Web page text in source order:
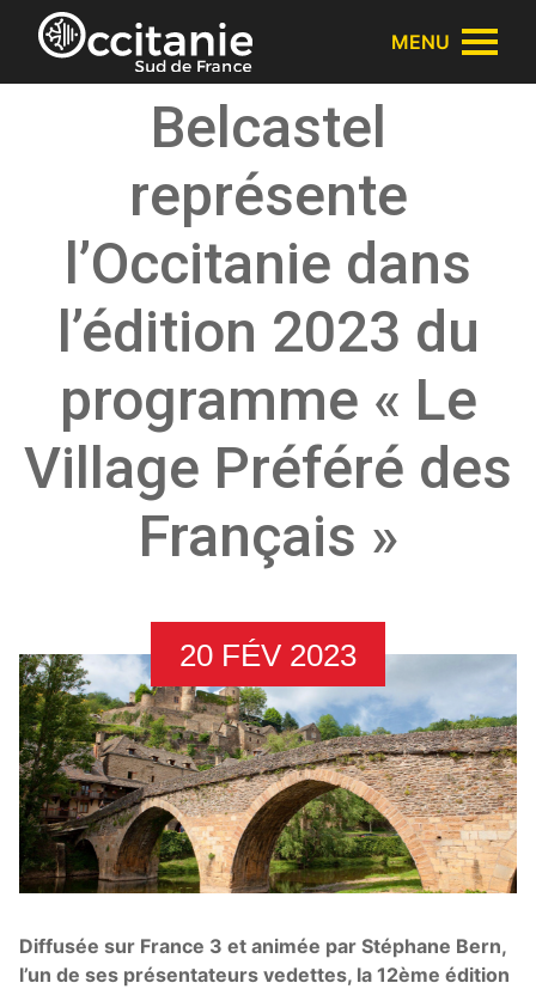
Panneau de gestion des cookies
MENU
Belcastel
représente
l’Occitanie dans
l’édition 2023 du
programme « Le
Village Préféré des
Français »
20 FÉV 2023
Diffusée sur France 3 et animée par Stéphane Bern,
l’un de ses présentateurs vedettes, la 12ème édition